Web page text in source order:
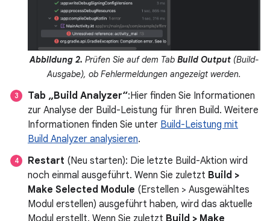
Abbildung 2. Prüfen Sie auf dem Tab Build Output (Build-
Ausgabe), ob Fehlermeldungen angezeigt werden.
Tab „Build Analyzer“:Hier finden Sie Informationen
zur Analyse der Build-Leistung für Ihren Build. Weitere
Informationen finden Sie unter Build-Leistung mit
Build Analyzer analysieren.
Restart (Neu starten): Die letzte Build-Aktion wird
noch einmal ausgeführt. Wenn Sie zuletzt Build >
Make Selected Module (Erstellen > Ausgewähltes
Modul erstellen) ausgeführt haben, wird das aktuelle
Modul erstellt. Wenn Sie zuletzt Build > Make